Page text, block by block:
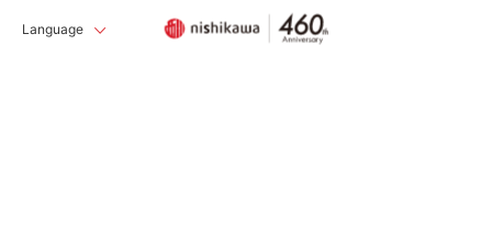
Language